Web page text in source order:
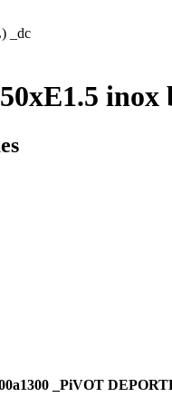
_dc
inox
_PiVOT